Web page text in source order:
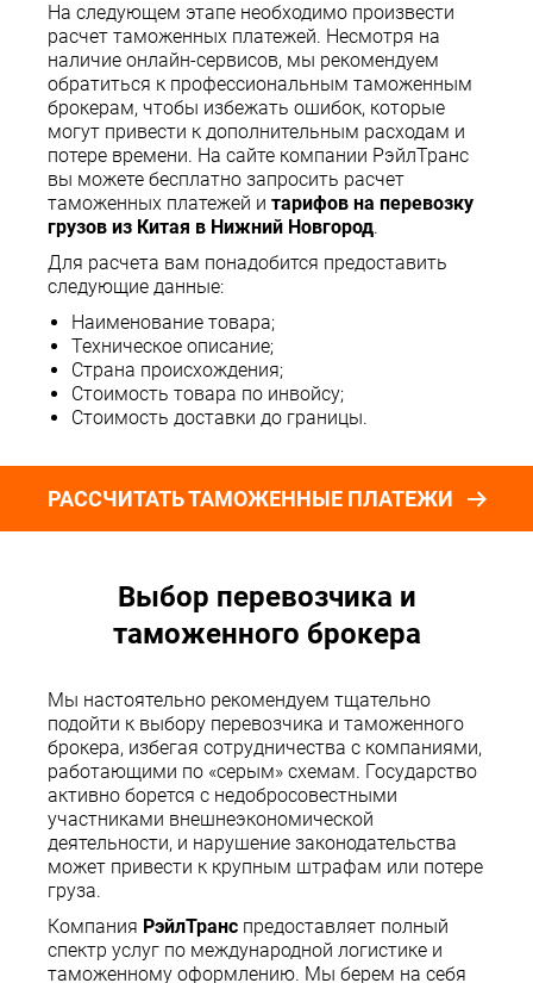
На следующем этапе необходимо произвести
расчет таможенных платежей. Несмотря на
наличие онлайн-сервисов, мы рекомендуем
обратиться к профессиональным таможенным
брокерам, чтобы избежать ошибок, которые
могут привести к дополнительным расходам и
потере времени. На сайте компании РэйлТранс
вы можете бесплатно запросить расчет
таможенных платежей и тарифов на перевозку
грузов из Китая в Нижний Новгород.
Для расчета вам понадобится предоставить
следующие данные:
Наименование товара;
Техническое описание;
Страна происхождения;
Стоимость товара по инвойсу;
Стоимость доставки до границы.
РАССЧИТАТЬ ТАМОЖЕННЫЕ ПЛАТЕЖИ
Выбор перевозчика и
таможенного брокера
Мы настоятельно рекомендуем тщательно
подойти к выбору перевозчика и таможенного
брокера, избегая сотрудничества с компаниями,
работающими по «серым» схемам. Государство
активно борется с недобросовестными
участниками внешнеэкономической
деятельности, и нарушение законодательства
может привести к крупным штрафам или потере
груза.
Компания РэйлТранс предоставляет полный
спектр услуг по международной логистике и
таможенному оформлению. Мы берем на себя